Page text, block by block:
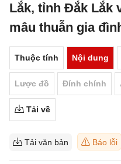
Lắk, tỉnh Đắk Lắk
mâu thuẫn gia
Thuộc tính Nội dung
Lược đồ Đính chính
Tải về
Tải văn bản Báo lỗi